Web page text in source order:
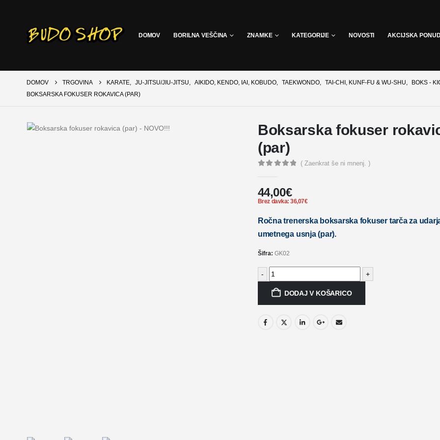
DOMOV BORILNA VEŠČINA ZNAMKE KATEGORIJE NOVOSTI AKCIJSKA
DOMOV TRGOVINA KARATE, JU-JITSU/JIU-JITSU, AIKIDO, KENDO, IAI, KOBUDO, TAEKWONDO, TAI-CHI, KUNF-FU & WU-SHU, BOKS -
BOKSARSKA FOKUSER ROKAVICA (PAR)
Boksarska fokuser
(par)
( Zaenkrat še ni mnenj. )
44,00€
Brez davka:36,07€
Ročna trenerska boksarska fokuser tarča za
umetnega usnja (par).
Šifra: GK02
- +
DODAJ V KOŠARICO